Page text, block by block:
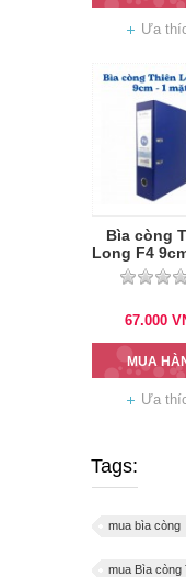
Ưa
Bìa còng
Long F4
si
67.000
MUA
Ưa
Tags:
mua bìa còng
mua Bìa còng